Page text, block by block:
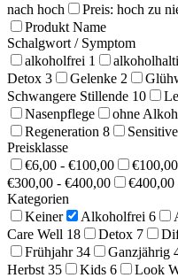
nach hoch
Preis: hoch zu
Produkt Name
Schalgwort / Symptom
alkoholfrei 1
Detox 3 Gelenke 2
Schwangere Stillende 10
Nasenpflege
ohne
Regeneration 8 Sensitive
Preisklasse
€6,00 - €100,00
€300,00 - €400,00
€400,00
Kategorien
Keiner
Alkoholfrei 6
Care Well 18 Detox 7
Frühjahr34 Ganzjährig
Herbst 35 Kids 6 Look